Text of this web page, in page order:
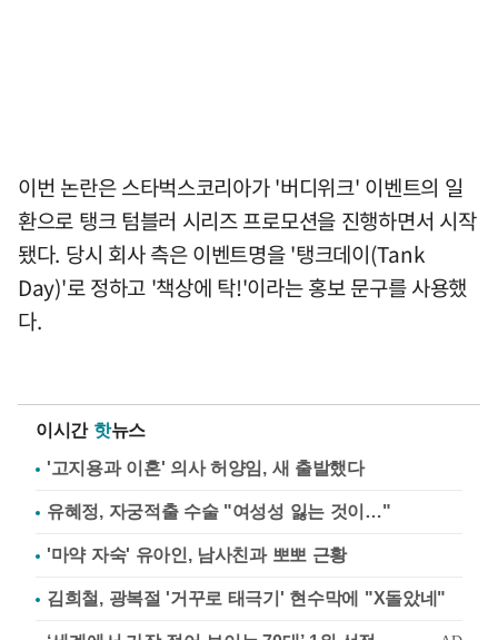
이번 논란은 스타벅스코리아가 '버디위크' 이벤트의 일
환으로 탱크 텀블러 시리즈 프로모션을 진행하면서 시작
됐다. 당시 회사 측은 이벤트명을 '탱크데이(Tank
Day)'로 정하고 '책상에 탁!'이라는 홍보 문구를 사용했
다.
이시간 핫뉴스
'고지용과 이혼' 의사 허양임, 새 출발했다
유혜정, 자궁적출 수술 "여성성 잃는 것이…"
'마약 자숙' 유아인, 남사친과 뽀뽀 근황
김희철, 광복절 '거꾸로 태극기' 현수막에 "X돌았네"